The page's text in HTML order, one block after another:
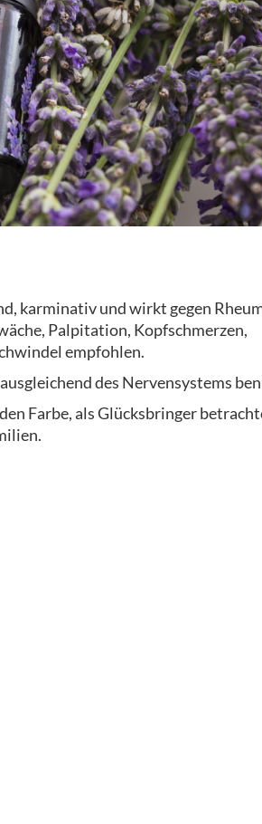
karminativ und wirkt gegen
Palpitation, Kopfschmerzen,
empfohlen.
des Nervensystems
Farbe, als Glücksbringer